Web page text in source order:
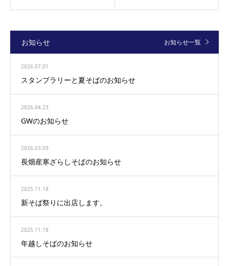
お知らせ お知らせ一覧
2026.07.01
スタンプラリーと夏そばのお知らせ
2026.04.23
GWのお知らせ
2026.03.09
長畑産寒ざらしそばのお知らせ
2025.11.18
新そば祭りに出店します。
2025.11.18
年越しそばのお知らせ